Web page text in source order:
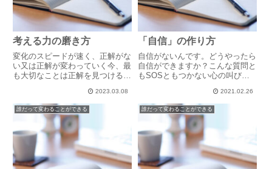
考える力の磨き方
変化のスピードが速く、正解がな
い又は正解が変わっていく今、最
も大切なことは正解を見つける力
もそも正解など存在しないので
す。正解を見つけるのではなく、
正解とすべきコトを見つけるため
に考える力をつけることが今を生
き...
2023.03.08
「自信」の作り方
自信がないんです。どうやったら
自信ができますか？こんな質問と
もSOSともつかない心の叫びの
は、なかなか行動ができず、それ
は自信がない、恐れから前へ踏み
出すことができず、または小さな
小さな一歩をやっと踏み出して
も...
2021.02.26
誰だって変わることができる 誰だって変わることができる